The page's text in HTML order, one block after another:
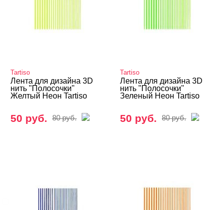
Инструменты
Пилки, блоки
Подология
Фрезы, боры, колпачки
Tartiso
Tartiso
Лента для дизайна 3D
нить "Полосочки"
Желтый Неон Tartiso
50 руб. 80 руб.
Tartiso
Лента для дизайна 3D
нить "Полосочки"
Зеленый Неон Tartiso
50 руб. 80 руб.